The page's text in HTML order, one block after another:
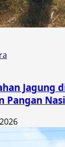
Jagung
Pangan